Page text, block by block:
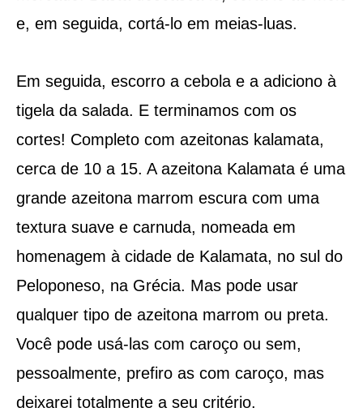
e, em seguida, cortá-lo em meias-luas.
Em seguida, escorro a cebola e a adiciono à
tigela da salada. E terminamos com os
cortes! Completo com azeitonas kalamata,
cerca de 10 a 15. A azeitona Kalamata é uma
grande azeitona marrom escura com uma
textura suave e carnuda, nomeada em
homenagem à cidade de Kalamata, no sul do
Peloponeso, na Grécia. Mas pode usar
qualquer tipo de azeitona marrom ou preta.
Você pode usá-las com caroço ou sem,
pessoalmente, prefiro as com caroço, mas
deixarei totalmente a seu critério.